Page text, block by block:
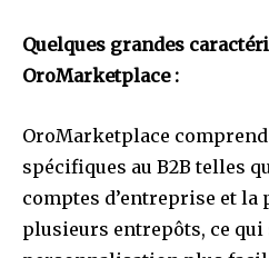
Quelques grandes
OroMarketplace :
OroMarketplace
spécifiques au B2B telles
comptes d’entreprise et la
plusieurs entrepôts, ce qui